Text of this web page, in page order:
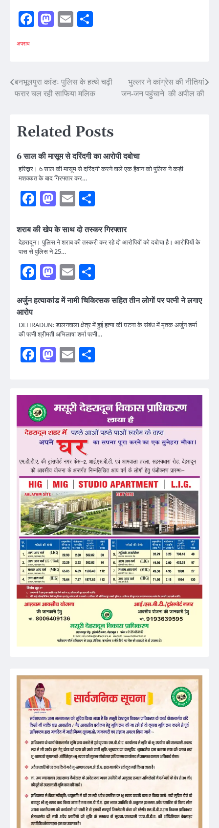
Facebook
Mastodon
Email
अपराध
Post
बनभूलपुरा कांडः पुलिस के हत्थे चढ़ी
फरार चल रही साफिया मलिक
भुल्लर ने कांग्रेस की नीतियां
जन-जन पहुंचाने की अपील की
Related Posts
6 साल की मासूम से दरिंदगी का आरोपी दबोचा
हरिद्वार। 6 साल की मासूम से दरिंदगी करने वाले एक हैवान को पुलिस ने कड़ी
मशक्कत के बाद गिरफ्तार कर…
Facebook
Mastodon
Email
शराब की खेप के साथ दो तस्कर गिरफ्तार
देहरादून। पुलिस ने शराब की तस्करी कर रहे दो आरोपियों को दबोचा है। आरोपियों के
पास से पुलिस ने 25…
Facebook
Mastodon
Email
अर्जुन हत्याकांड में नामी चिकित्सक सहित तीन लोगों पर पत्नी ने लगाए
आरोप
DEHRADUN: डालनवाला क्षेत्र में हुई हत्या की घटना के संबंध में मृतक अर्जुन शर्मा
की पत्नी श्रीमती अभिलाषा शर्मा पत्नी…
Facebook
Mastodon
Email